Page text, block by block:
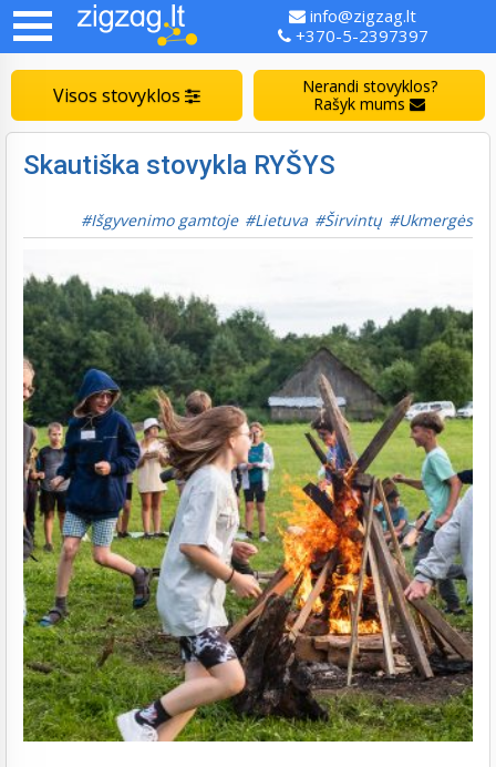
info@zigzag.lt
+370-5-2397397
Visos stovyklos
Nerandi stovyklos?
Rašyk mums
Skautiška stovykla RYŠYS
Išgyvenimo gamtoje Lietuva Širvintų Ukmergės